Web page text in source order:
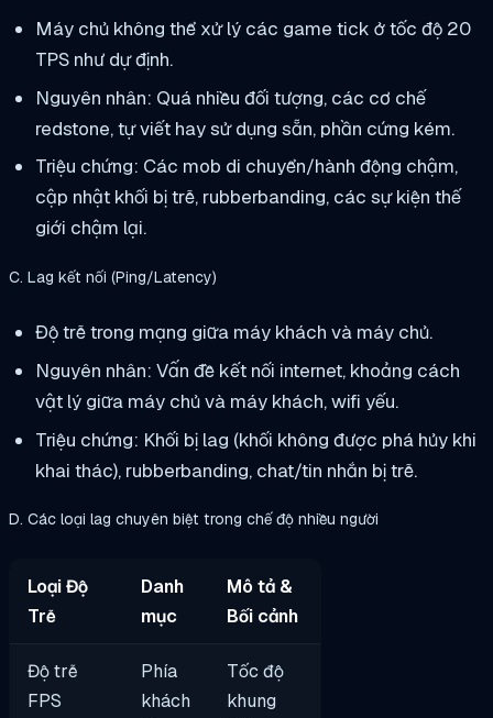
Máy chủ không thể xử lý các game tick ở tốc độ 20
TPS như dự định.
Nguyên nhân: Quá nhiều đối tượng, các cơ chế
redstone, tự viết hay sử dụng sẵn, phần cứng kém.
Triệu chứng: Các mob di chuyển/hành động chậm,
cập nhật khối bị trễ, rubberbanding, các sự kiện thế
giới chậm lại.
C. Lag kết nối (Ping/Latency)
Độ trễ trong mạng giữa máy khách và máy chủ.
Nguyên nhân: Vấn đề kết nối internet, khoảng cách
vật lý giữa máy chủ và máy khách, wifi yếu.
Triệu chứng: Khối bị lag (khối không được phá hủy khi
khai thác), rubberbanding, chat/tin nhắn bị trễ.
D. Các loại lag chuyên biệt trong chế độ nhiều người
Loại Độ
Trễ
Danh
mục
Mô tả &
Bối cảnh
Độ trễ
FPS
Phía
khách
Tốc độ
khung